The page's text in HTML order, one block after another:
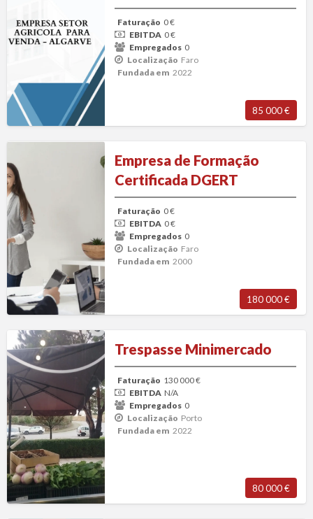
para
Venda
Faturação 0 €
EBITDA 0 €
Empregados 0
Localização Faro
Fundada em 2022
85 000 €
de
Formação
Certificada
DGERT
Empresa de Formação
Certificada DGERT
Faturação 0 €
EBITDA 0 €
Empregados 0
Localização Faro
Fundada em 2000
180 000 €
Trespasse
Minimercado
Trespasse Minimercado
Faturação 130 000 €
EBITDA N/A
Empregados 0
Localização Porto
Fundada em 2022
80 000 €